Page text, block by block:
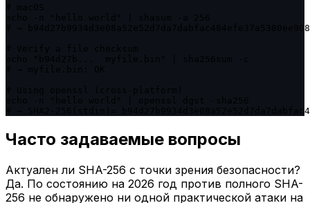
# →
# → SHA2-256(stdin)=
Часто задаваемые вопросы
Актуален ли SHA-256 с точки зрения безопасности?
Да. По состоянию на 2026 год против полного SHA-
256 не обнаружено ни одной практической атаки на